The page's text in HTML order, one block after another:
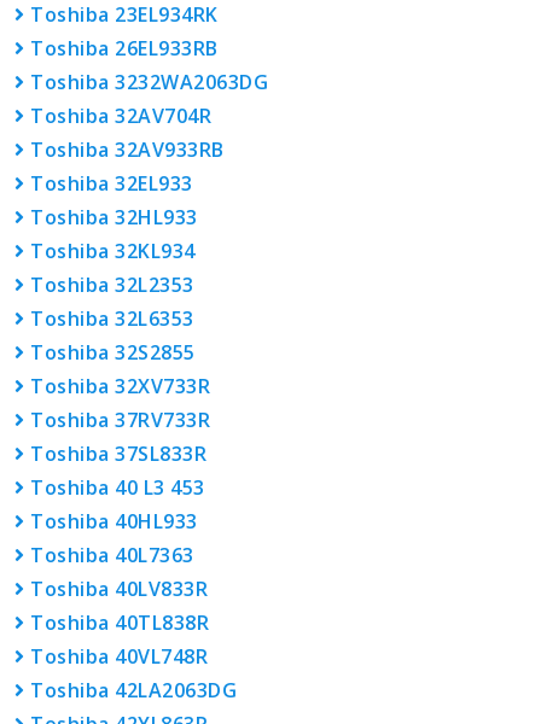
Toshiba 23EL934RK
Toshiba 26EL933RB
Toshiba 3232WA2063DG
Toshiba 32AV704R
Toshiba 32AV933RB
Toshiba 32EL933
Toshiba 32HL933
Toshiba 32KL934
Toshiba 32L2353
Toshiba 32L6353
Toshiba 32S2855
Toshiba 32XV733R
Toshiba 37RV733R
Toshiba 37SL833R
Toshiba 40 L3 453
Toshiba 40HL933
Toshiba 40L7363
Toshiba 40LV833R
Toshiba 40TL838R
Toshiba 40VL748R
Toshiba 42LA2063DG